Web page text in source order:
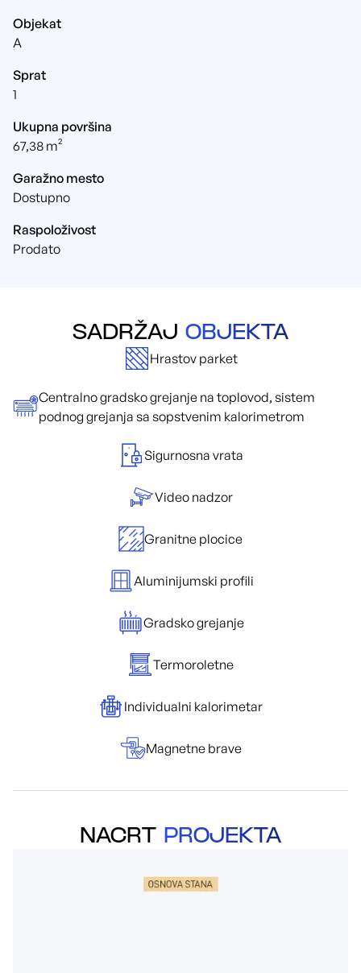
Objekat
A
Sprat
1
Ukupna površina
67,38 m²
Garažno mesto
Dostupno
Raspoloživost
Prodato
SADRŽAJ OBJEKTA
Hrastov parket
Centralno gradsko grejanje na toplovod, sistem
podnog grejanja sa sopstvenim kalorimetrom
Sigurnosna vrata
Video nadzor
Granitne plocice
Aluminijumski profili
Gradsko grejanje
Termoroletne
Individualni kalorimetar
Magnetne brave
NACRT PROJEKTA